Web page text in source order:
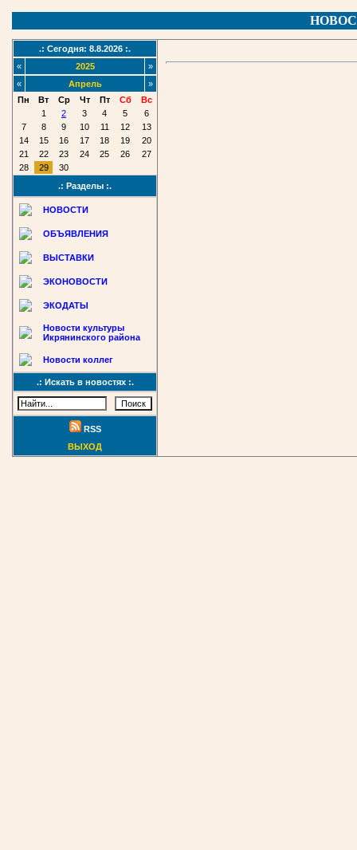
.: Сегодня: 8.8.2026 :.
«
2025
»
«
Апрель
»
Пн
Вт Ср Чт Пт Сб
Вс
1
2 3 4 5
6
7
8 9 10 11 12
13
14
15 16 17 18 19
20
21
22 23 24 25 26
27
28
29
30
.: Разделы :.
НОВОСТИ
ОБЪЯВЛЕНИЯ
ВЫСТАВКИ
ЭКОНОВОСТИ
ЭКОДАТЫ
Новости культуры
Икрянинского района
Новости коллег
.: Искать в новостях :.
RSS
ВЫХОД